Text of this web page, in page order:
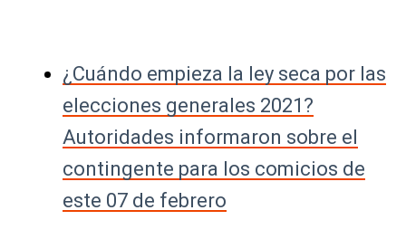
¿Cuándo empieza la ley seca por las
elecciones generales 2021?
Autoridades informaron sobre el
contingente para los comicios de
este 07 de febrero